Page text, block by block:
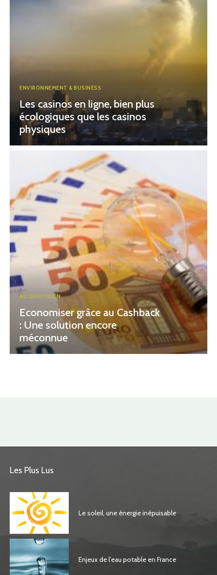
ENVIRONNEMENT & BUSINESS
Les casinos en ligne, bien plus
écologiques que les casinos
physiques
AU QUOTIDIEN
Economiser grâce au Cashback
: Une solution encore
méconnue
Les Plus Lus
Le soleil, une énergie inépuisable
Enjeux de l’eau potable en France